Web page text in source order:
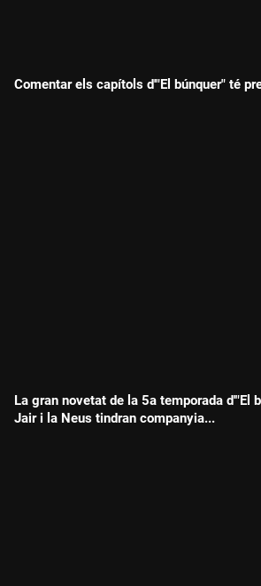
Comentar els capítols d'"El búnquer" té
La gran novetat de la 5a temporada d'"El
Jair i la Neus tindran companyia...